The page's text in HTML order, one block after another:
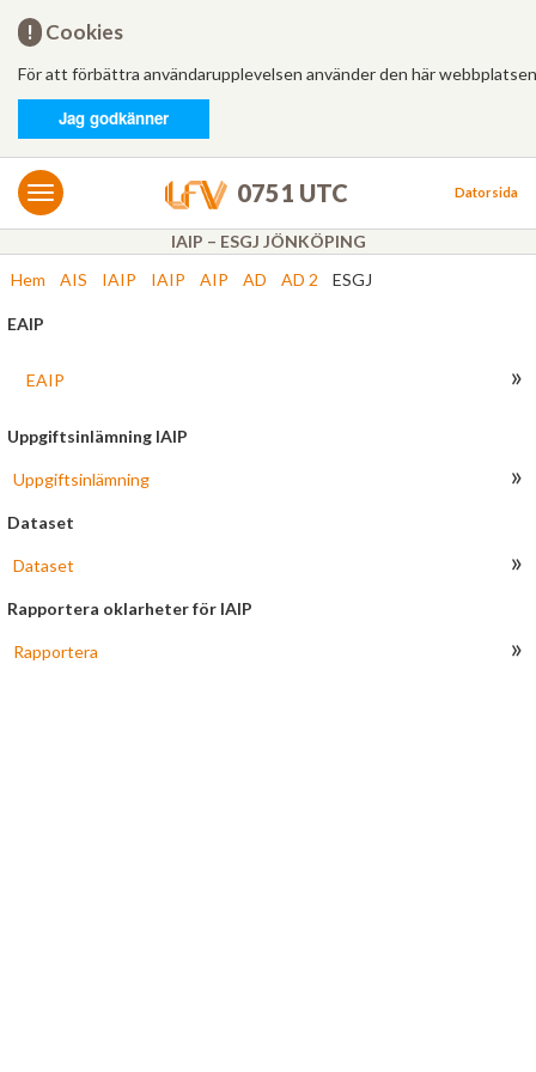
! Cookies
För att förbättra användarupplevelsen använder den här
Jag godkänner
0751 UTC Datorsida
IAIP – ESGJ JÖNKÖPING
Hem
AIS IAIP IAIP AIP AD AD 2 ESGJ
EAIP
EAIP »
Uppgiftsinlämning IAIP
Uppgiftsinlämning »
Dataset
Dataset »
Rapportera oklarheter för IAIP
Rapportera »
Hem
Logga in
MET/AIS
MET
AIS
Bulletiner
FÄRDPLANERING
Ny
Från mall
Besvarade
Arkiverade
Länkar